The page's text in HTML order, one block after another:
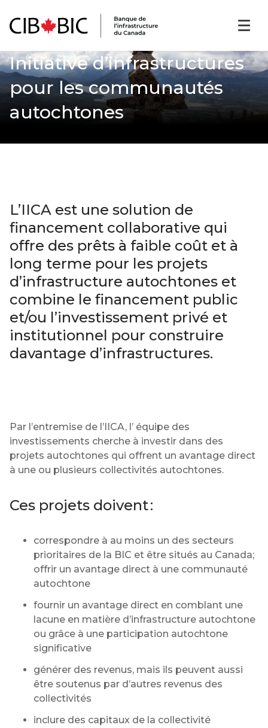
Initiative d’infrastructures
pour les communautés
autochtones
L’IICA est une solution de
financement collaborative qui
offre des prêts à faible coût et à
long terme pour les projets
d’infrastructure autochtones et
combine le financement public
et/ou l’investissement privé et
institutionnel pour construire
davantage d’infrastructures.
Par l’entremise de l’IICA, l’ équipe des
investissements cherche à investir dans des
projets autochtones qui offrent un avantage direct
à une ou plusieurs collectivités autochtones.
Ces projets doivent :
correspondre à au moins un des secteurs
prioritaires de la BIC et être situés au Canada;
offrir un avantage direct à une communauté
autochtone
fournir un avantage direct en comblant une
lacune en matière d’infrastructure autochtone
ou grâce à une participation autochtone
significative
générer des revenus, mais ils peuvent aussi
être soutenus par d’autres revenus des
collectivités
inclure des capitaux de la collectivité